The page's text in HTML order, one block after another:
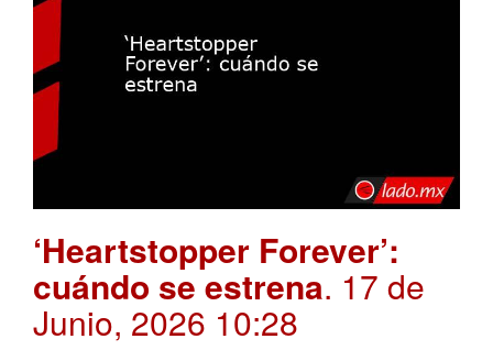
‘Heartstopper Forever’:
cuándo se estrena. 17 de
Junio, 2026 10:28